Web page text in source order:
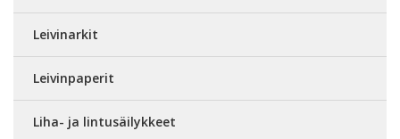
Leivinarkit
Leivinpaperit
Liha- ja lintusäilykkeet